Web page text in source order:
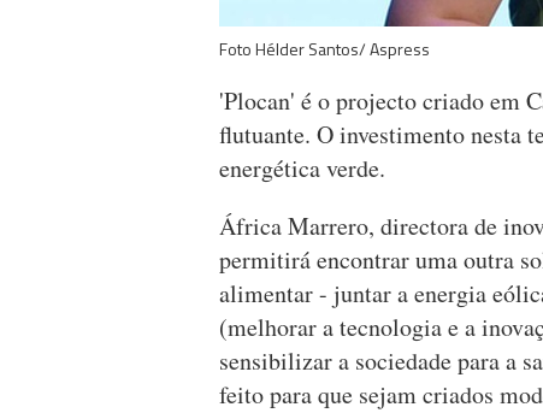
Foto Hélder Santos/ Aspress
'Plocan' é o projecto criado em
flutuante. O investimento nesta
energética verde.
África Marrero, directora de
permitirá encontrar uma outra
alimentar - juntar a energia
(melhorar a tecnologia e a
sensibilizar a sociedade para a
feito para que sejam criados